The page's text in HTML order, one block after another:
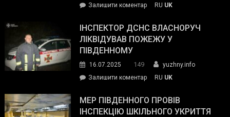
допомогу
Залишити коментарon
провів
нараду
силових
та
органів:
«Наш
RU UK
ІНСПЕКТОР ДСНС ВЛАСНОРУЧ
ЛІКВІДУВАВ ПОЖЕЖУ У
ПІВДЕННОМУ
16.07.2025 149
yuzhny.info
Залишити коментарon
ДСНС
власноруч
RU UK
МЕР ПІВДЕННОГО ПРОВІВ
ІНСПЕКЦІЮ ШКІЛЬНОГО УКРИТТЯ